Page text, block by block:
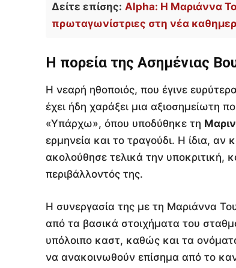
Δείτε επίσης: Alpha: Η Μαριάννα
πρωταγωνίστριες στη νέα
Η πορεία της Ασημένιας
Η νεαρή ηθοποιός, που έγινε
έχει ήδη χαράξει μια αξιοσημείωτη
«Υπάρχω», όπου υποδύθηκε τη
ερμηνεία και το τραγούδι. Η ίδια, αν
ακολούθησε τελικά την υποκριτική,
περιβάλλοντός της.
Η συνεργασία της με τη Μαριάννα
από τα βασικά στοιχήματα του
υπόλοιπο καστ, καθώς και τα
να ανακοινωθούν επίσημα από το